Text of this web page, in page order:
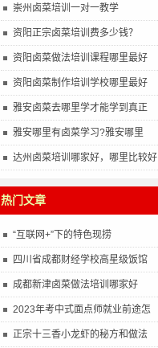
崇州卤菜培训一对一教学
资阳正宗卤菜培训费多少钱？
资阳卤菜做法培训课程哪里最好
资阳卤菜制作培训学校哪里最好
雅安卤菜去哪里学才能学到真正
雅安哪里有卤菜学习?雅安哪里
达州卤菜培训哪家好，哪里比较好
热门文章
“互联网+”下的特色现捞
四川省成都财经学校高星级饭馆
成都新津卤菜做法培训哪家好
2023年考中式面点师就业前途怎
正宗十三香小龙虾的秘方和做法